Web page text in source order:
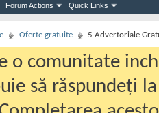
Forum Actions Quick Links
Oferte gratuite 5 Advertoriale
o comunitate
să răspundeți